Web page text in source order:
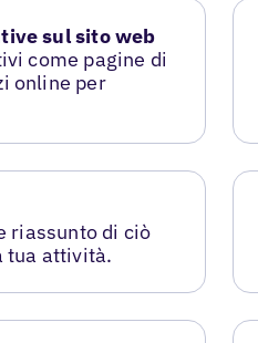
sul sito web
come pagine di
online per
riassunto di ciò
tua attività.